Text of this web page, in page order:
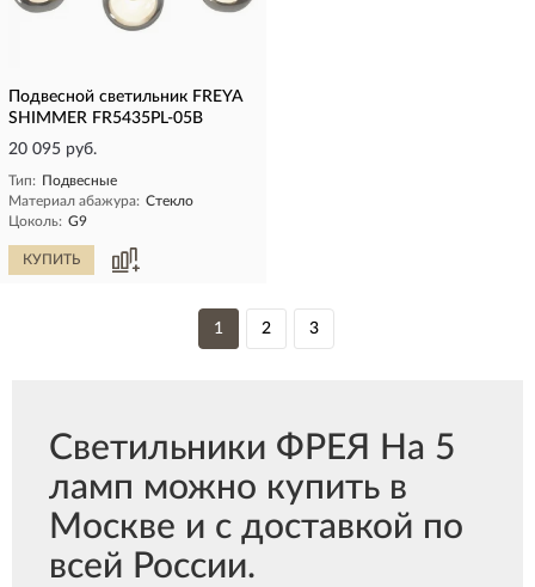
Подвесной светильник FREYA
SHIMMER FR5435PL-05B
20 095 руб.
Тип: Подвесные
Материал абажура: Стекло
Цоколь: G9
КУПИТЬ
1 2 3
Светильники ФРЕЯ На 5
ламп можно купить в
Москве и с доставкой по
всей России.